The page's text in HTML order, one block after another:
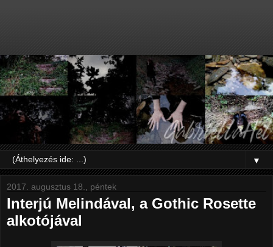
▼
2017. augusztus 18., péntek
Interjú Melindával, a Gothic Rosette
alkotójával